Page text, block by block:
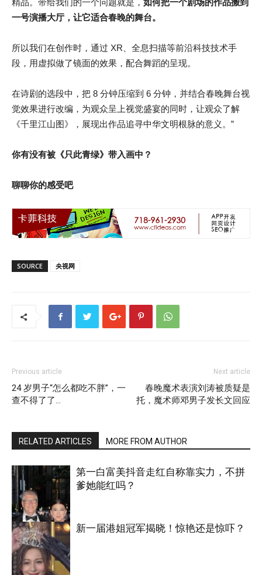
精品。带给我们的一个问题就是， 如何把一个剧场的作品搬到
一号演播大厅，让它适合春晚的舞台。
所以我们在创作时，通过 XR、全息扫描等前沿科技技术手
段，用虚拟做了镜面的效果，配合舞蹈的呈现。
在诗剧的选段中，把 8 分钟压缩到 6 分钟，并结合春晚舞台视
觉效果进行改编，为观众呈上视觉盛宴的同时，让观众了解
《千里江山图》，展现出作品追寻中华文明根脉的意义。”
你有没有被《只此青绿》带入画中？
聊聊你的感受吧
SOURCE 央视网
Previous article
24 岁男子“怎么都吃不胖”，一
查不得了了…
Next article
春晚魔术表演刘涛被质疑是
托，魔术师邓男子发长文回应
RELATED ARTICLES MORE FROM AUTHOR
娱乐
第一白富美抖音走红自称靠实力，不拼
爹她能红吗？
新一届港姐冠军揭晓！惊艳还是惊吓？